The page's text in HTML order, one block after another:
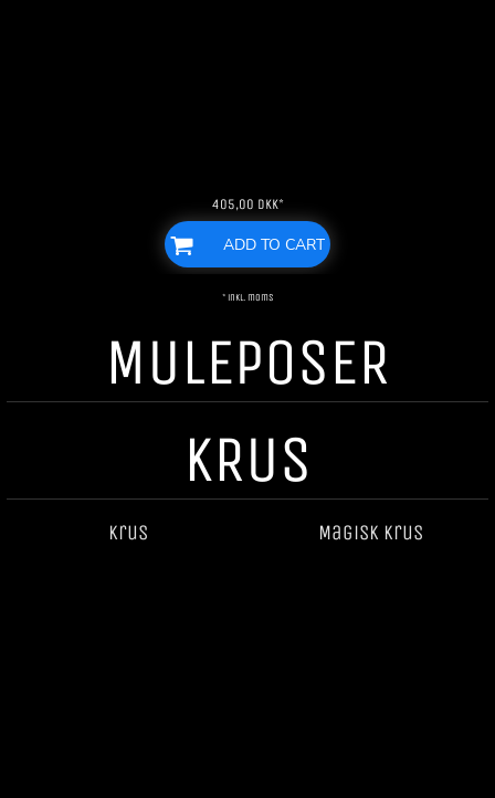
405,00 DKK*
ADD TO CART
* inkl. moms
MULEPOSER
KRUS
Krus Magisk krus